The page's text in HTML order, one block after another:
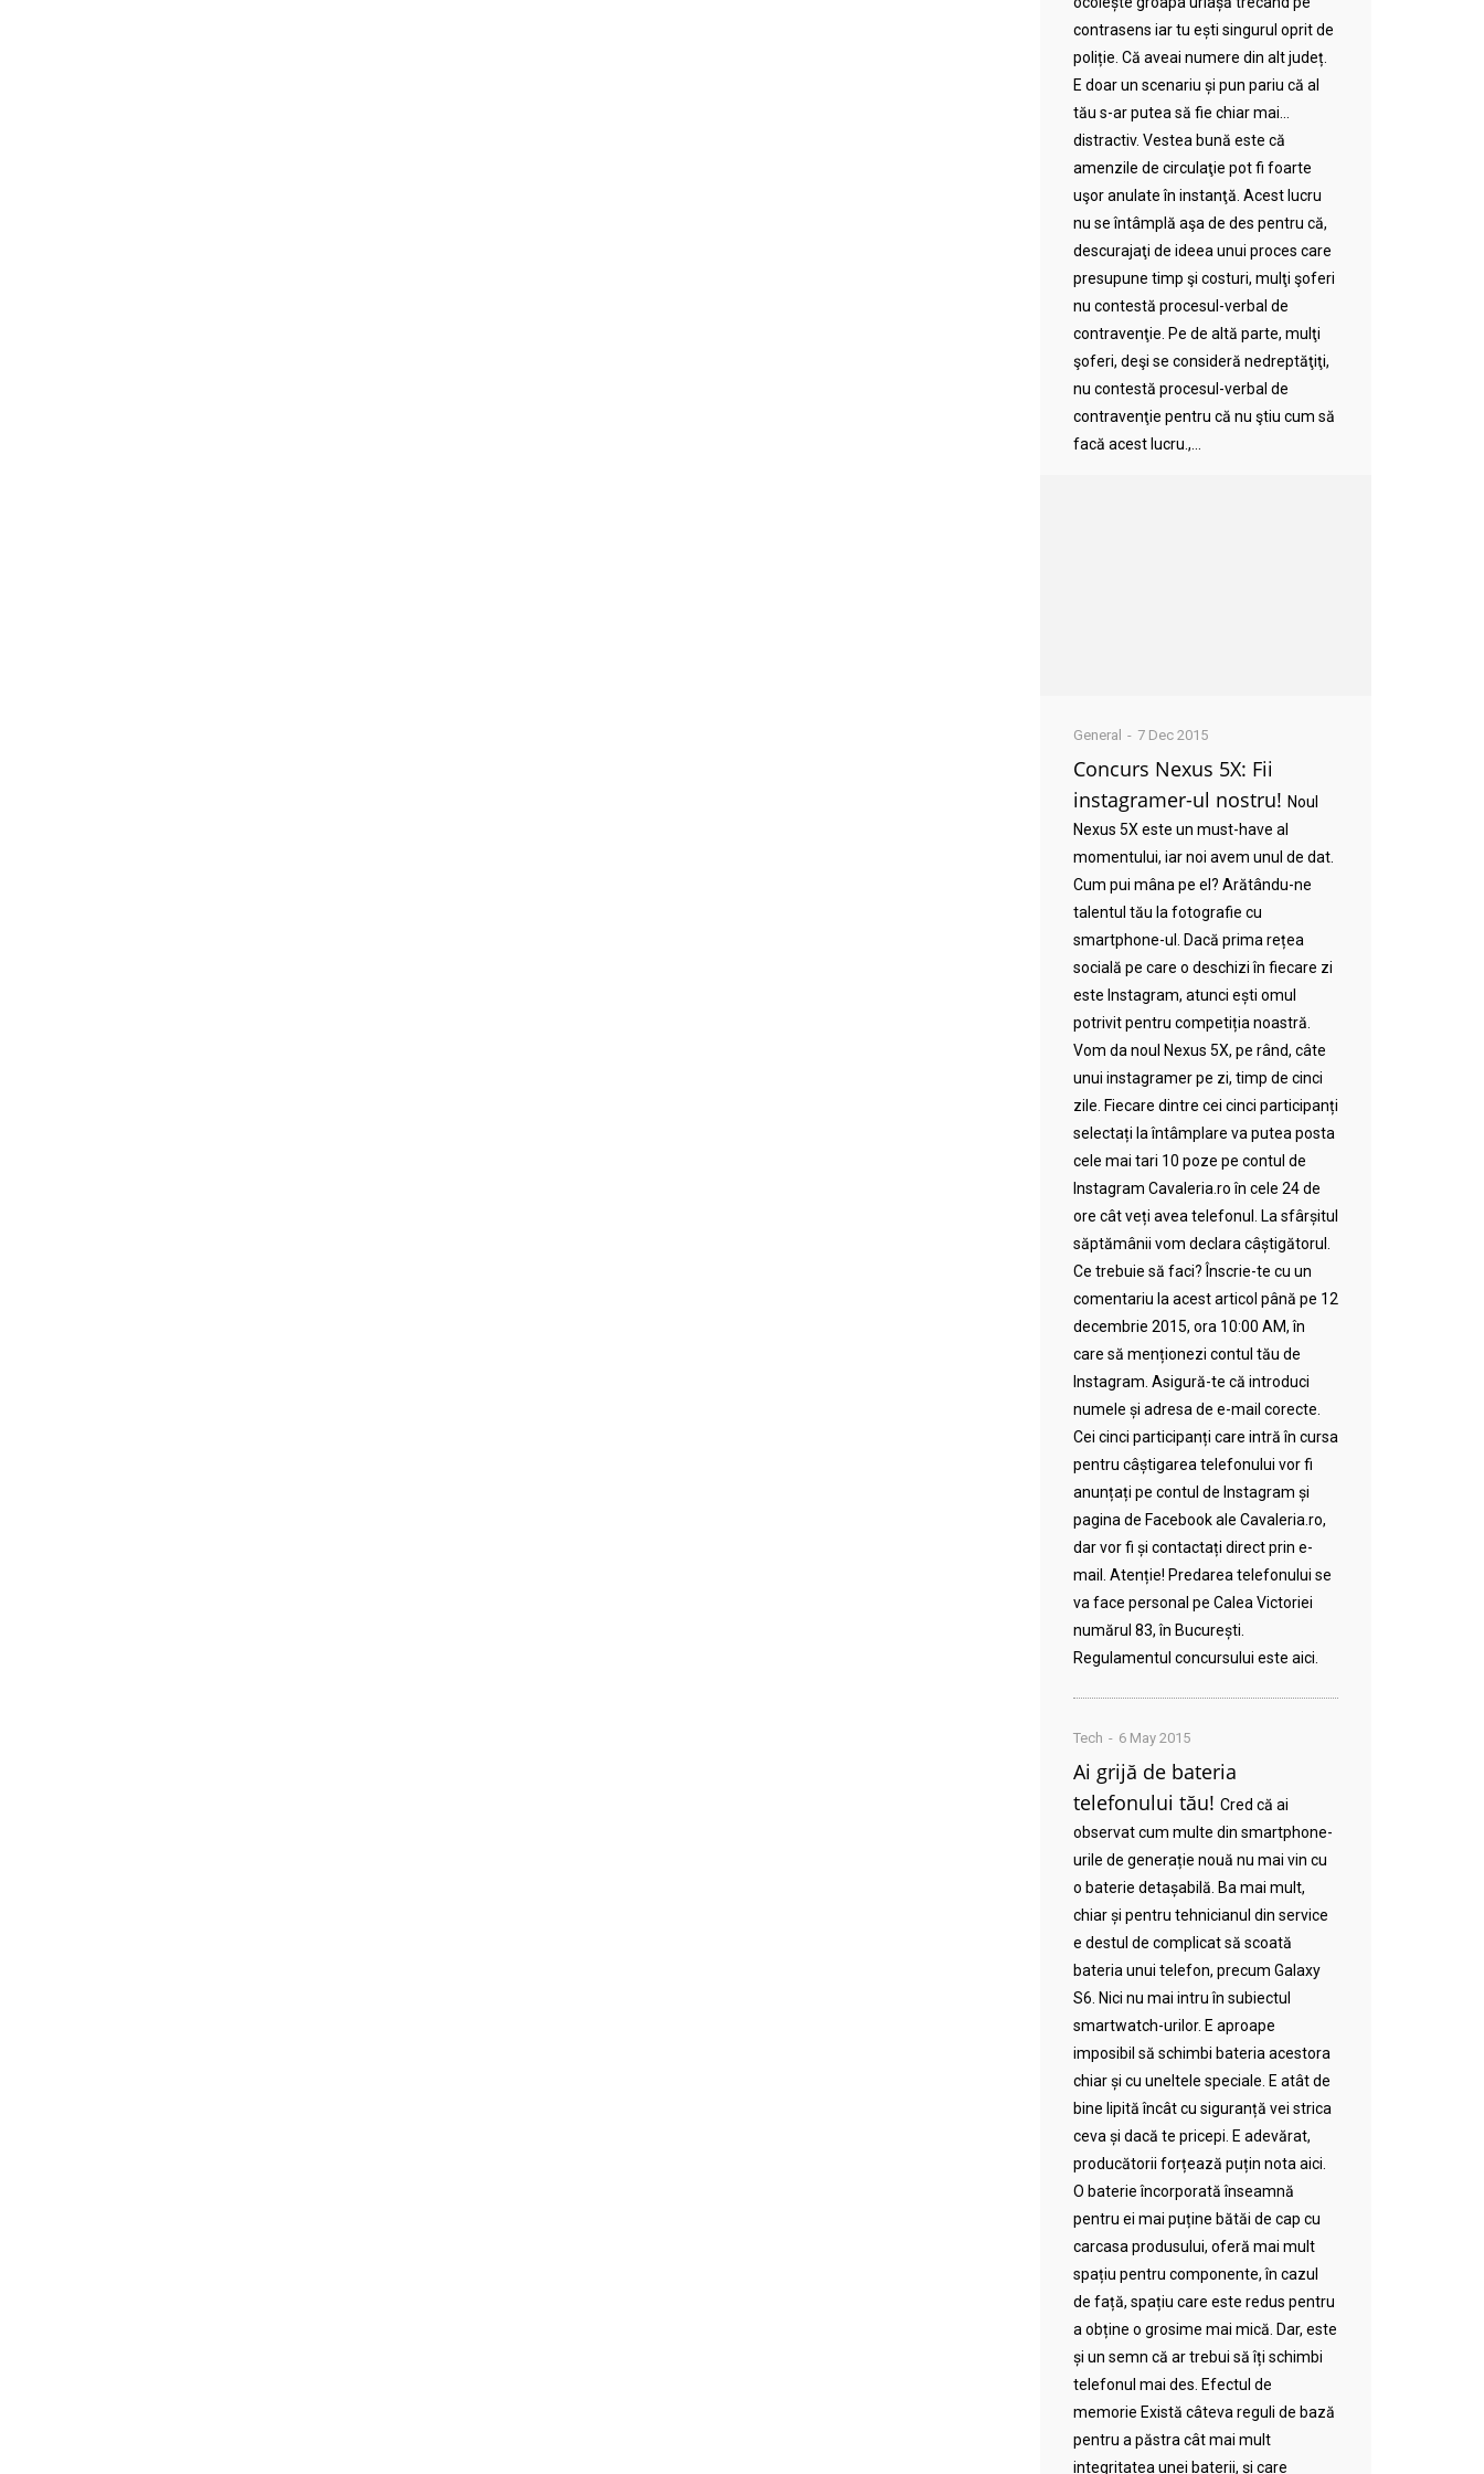
contrasens iar tu ești singurul oprit de
poliție. Că aveai numere din alt județ.
E doar un scenariu și pun pariu că al
tău s-ar putea să fie chiar mai…
distractiv. Vestea bună este că
amenzile de circulaţie pot fi foarte
uşor anulate în instanţă. Acest lucru
nu se întâmplă aşa de des pentru că,
descurajaţi de ideea unui proces care
presupune timp şi costuri, mulţi şoferi
nu contestă procesul-verbal de
contravenţie. Pe de altă parte, mulţi
şoferi, deşi se consideră nedreptăţiţi,
nu contestă procesul-verbal de
contravenţie pentru că nu ştiu cum să
facă acest lucru.,...
General 7 Dec 2015
Concurs Nexus 5X: Fii
instagramer-ul nostru! Noul
Nexus 5X este un must-have al
momentului, iar noi avem unul de dat.
Cum pui mâna pe el? Arătându-ne
talentul tău la fotografie cu
smartphone-ul. Dacă prima rețea
socială pe care o deschizi în fiecare zi
este Instagram, atunci ești omul
potrivit pentru competiția noastră.
Vom da noul Nexus 5X, pe rând, câte
unui instagramer pe zi, timp de cinci
zile. Fiecare dintre cei cinci participanți
selectați la întâmplare va putea posta
cele mai tari 10 poze pe contul de
Instagram Cavaleria.ro în cele 24 de
ore cât veți avea telefonul. La sfârșitul
săptămânii vom declara câștigătorul.
Ce trebuie să faci? Înscrie-te cu un
comentariu la acest articol până pe 12
decembrie 2015, ora 10:00 AM, în
care să menționezi contul tău de
Instagram. Asigură-te că introduci
numele și adresa de e-mail corecte.
Cei cinci participanți care intră în cursa
pentru câștigarea telefonului vor fi
anunțați pe contul de Instagram și
pagina de Facebook ale Cavaleria.ro,
dar vor fi și contactați direct prin e-
mail. Atenție! Predarea telefonului se
va face personal pe Calea Victoriei
numărul 83, în București.
Regulamentul concursului este aici.
Tech 6 May 2015
Ai grijă de bateria
telefonului tău! Cred că ai
observat cum multe din smartphone-
urile de generație nouă nu mai vin cu
o baterie detașabilă. Ba mai mult,
chiar și pentru tehnicianul din service
e destul de complicat să scoată
bateria unui telefon, precum Galaxy
S6. Nici nu mai intru în subiectul
smartwatch-urilor. E aproape
imposibil să schimbi bateria acestora
chiar și cu uneltele speciale. E atât de
bine lipită încât cu siguranță vei strica
ceva și dacă te pricepi. E adevărat,
producătorii forțează puțin nota aici.
O baterie încorporată înseamnă
pentru ei mai puține bătăi de cap cu
carcasa produsului, oferă mai mult
spațiu pentru componente, în cazul
de față, spațiu care este redus pentru
a obține o grosime mai mică. Dar, este
și un semn că ar trebui să îți schimbi
telefonul mai des. Efectul de
memorie Există câteva reguli de bază
pentru a păstra cât mai mult
integritatea unei baterii, și care